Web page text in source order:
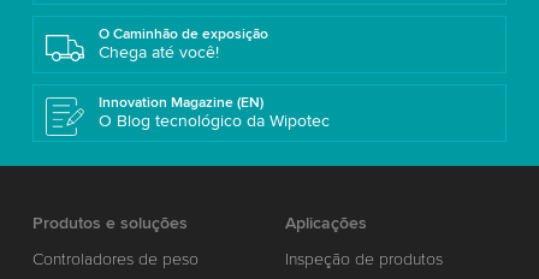
O Caminhão de exposição
Chega até você!
Innovation Magazine (EN)
O Blog tecnológico da Wipotec
Produtos e soluções
Controladores de peso
Aplicações
Inspeção de produtos